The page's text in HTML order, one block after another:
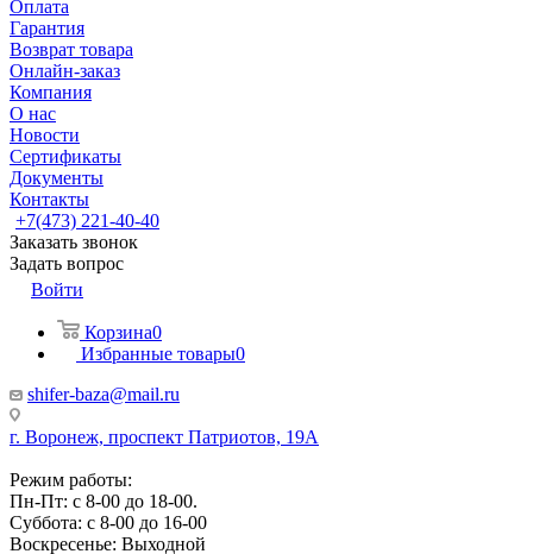
Оплата
Гарантия
Возврат товара
Онлайн-заказ
Компания
О нас
Новости
Сертификаты
Документы
Контакты
+7(473) 221-40-40
Заказать звонок
Задать вопрос
Войти
Корзина0
Избранные товары0
shifer-baza@mail.ru
г. Воронеж, проспект Патриотов, 19А
Режим работы:
Пн-Пт: с 8-00 до 18-00.
Суббота: с 8-00 до 16-00
Воскресенье: Выходной